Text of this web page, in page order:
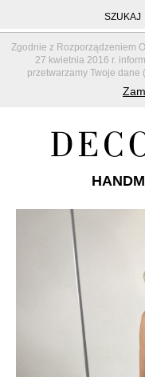
Zgodnie z Rozporządzeniem
27 kwietnia 2016 r.
przetwarzamy Twoje dane (
SZUKAJ